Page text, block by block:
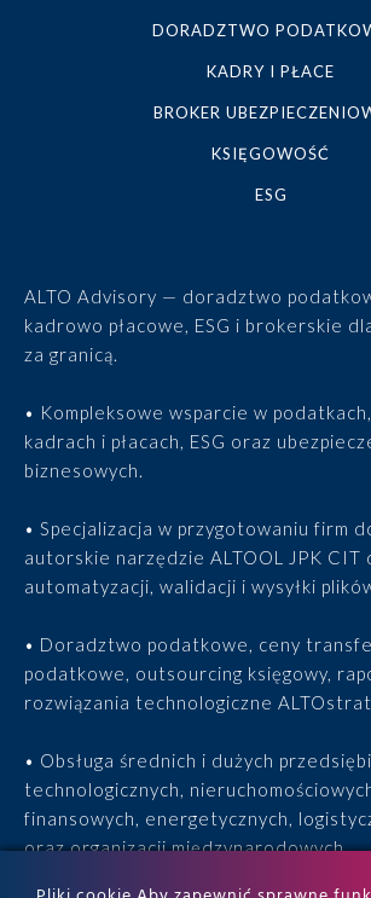
DORADZTWO
KADRY I PŁACE
BROKER
KSIĘGOWOŚĆ
ESG
ALTO Advisory — doradztwo
kadrowo płacowe, ESG i brokerskie
za granicą.
• Kompleksowe wsparcie w
kadrach i płacach, ESG oraz
biznesowych.
• Specjalizacja w przygotowaniu firm
autorskie narzędzie ALTOOL JPK CIT
automatyzacji, walidacji i wysyłki
• Doradztwo podatkowe, ceny
podatkowe, outsourcing księgowy,
rozwiązania technologiczne
• Obsługa średnich i dużych
technologicznych,
finansowych, energetycznych,
oraz organizacji międzynarodowych.